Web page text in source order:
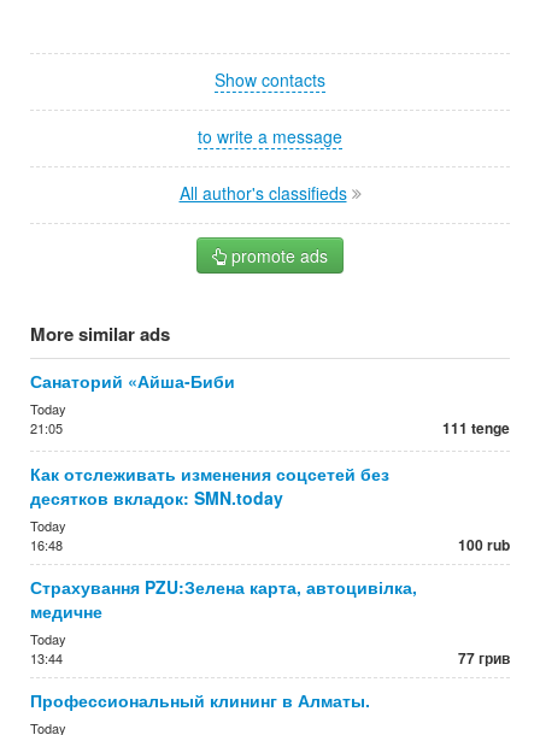
Show contacts
to write a message
All author's classifieds
promote ads
More similar ads
Санаторий «Айша-Биби
Today
21:05
111 tenge
Как отслеживать изменения соцсетей без
десятков вкладок: SMN.today
Today
16:48
100 rub
Страхування PZU:Зелена карта, автоцивілка,
медичне
Today
13:44
77 грив
Профессиональный клининг в Алматы.
Today